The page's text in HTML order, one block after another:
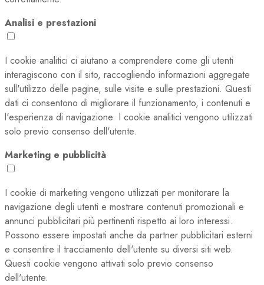
Analisi e prestazioni
I cookie analitici ci aiutano a comprendere come gli utenti
interagiscono con il sito, raccogliendo informazioni aggregate
sull'utilizzo delle pagine, sulle visite e sulle prestazioni. Questi
dati ci consentono di migliorare il funzionamento, i contenuti e
l'esperienza di navigazione. I cookie analitici vengono utilizzati
solo previo consenso dell'utente.
Marketing e pubblicità
I cookie di marketing vengono utilizzati per monitorare la
navigazione degli utenti e mostrare contenuti promozionali e
annunci pubblicitari più pertinenti rispetto ai loro interessi.
Possono essere impostati anche da partner pubblicitari esterni
e consentire il tracciamento dell'utente su diversi siti web.
Questi cookie vengono attivati solo previo consenso
dell'utente.